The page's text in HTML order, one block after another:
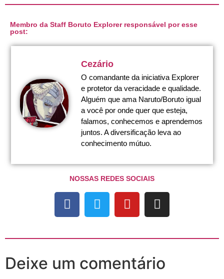
Membro da Staff Boruto Explorer responsável por esse
post:
Cezário
O comandante da iniciativa Explorer
e protetor da veracidade e qualidade.
Alguém que ama Naruto/Boruto igual
a você por onde quer que esteja,
falamos, conhecemos e aprendemos
juntos. A diversificação leva ao
conhecimento mútuo.
NOSSAS REDES SOCIAIS
Deixe um comentário